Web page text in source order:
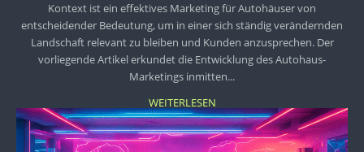
Kontext ist ein effektives Marketing für Autohäuser von
entscheidender Bedeutung, um in einer sich ständig verändernden
Landschaft relevant zu bleiben und Kunden anzusprechen. Der
vorliegende Artikel erkundet die Entwicklung des Autohaus-
Marketings inmitten...
WEITERLESEN